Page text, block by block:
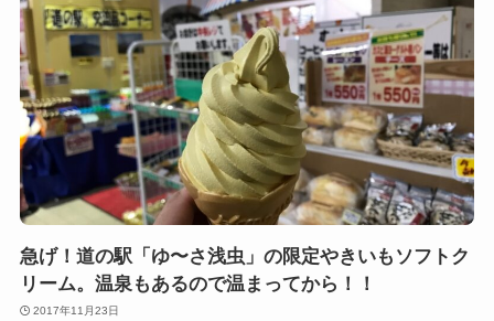
急げ！道の駅「ゆ〜さ浅虫」の限定やきいもソフトク
リーム。温泉もあるので温まってから！！
2017年11月23日